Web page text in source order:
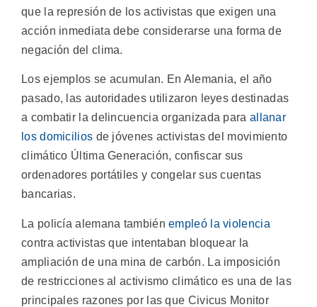
que la represión de los activistas que exigen una
acción inmediata debe considerarse una forma de
negación del clima.
Los ejemplos se acumulan. En Alemania, el año
pasado, las autoridades utilizaron leyes destinadas
a combatir la delincuencia organizada para allanar
los domicilios de jóvenes activistas del movimiento
climático Última Generación, confiscar sus
ordenadores portátiles y congelar sus cuentas
bancarias.
La policía alemana tambiénempleó la violencia
contra activistas que intentaban bloquear la
ampliación de una mina de carbón. La imposición
de restricciones al activismo climático es una de las
principales razones por las que Civicus Monitor